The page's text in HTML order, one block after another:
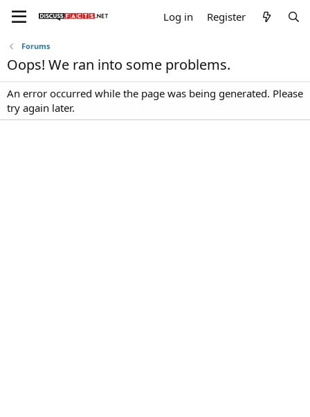
Log in Register
Forums
Oops! We ran into some problems.
An error occurred while the page was being generated. Please
try again later.